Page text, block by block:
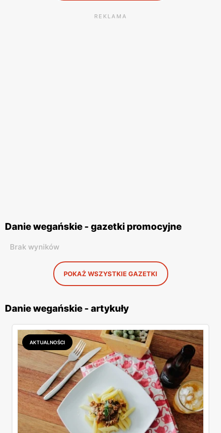
REKLAMA
Danie wegańskie - gazetki promocyjne
Brak wyników
POKAŻ WSZYSTKIE GAZETKI
Danie wegańskie - artykuły
AKTUALNOŚCI